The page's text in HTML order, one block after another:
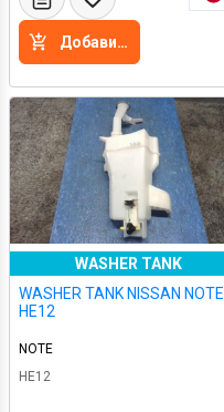
Добавить в корзину
WASHER TANK
WASHER TANK NISSAN NOTE
HE12
NOTE
HE12